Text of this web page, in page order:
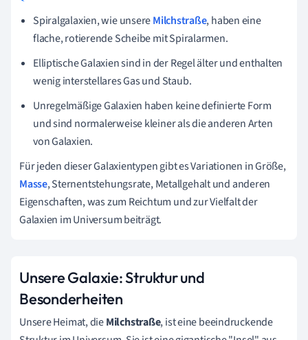
Spiralgalaxien, wie unsereMilchstraße, haben eine
flache, rotierende Scheibe mit Spiralarmen.
Elliptische Galaxien sind in der Regel älter und enthalten
wenig interstellares Gas und Staub.
Unregelmäßige Galaxien haben keine definierte Form
und sind normalerweise kleiner als die anderen Arten
von Galaxien.
Für jeden dieser Galaxientypen gibt es Variationen in Größe,
Masse, Sternentstehungsrate, Metallgehalt und anderen
Eigenschaften, was zum Reichtum und zur Vielfalt der
Galaxien im Universum beiträgt.
Unsere Galaxie: Struktur und
Besonderheiten
Unsere Heimat, dieMilchstraße, ist eine beeindruckende